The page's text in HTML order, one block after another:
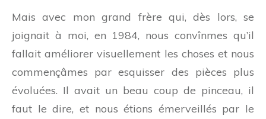
Mais avec mon grand frère qui, dès lors, se
joignait à moi, en 1984, nous convînmes qu’il
fallait améliorer visuellement les choses et nous
commençâmes par esquisser des pièces plus
évoluées. Il avait un beau coup de pinceau, il
faut le dire, et nous étions émerveillés par le